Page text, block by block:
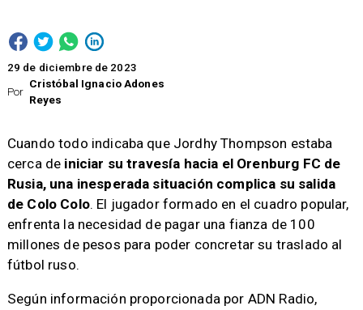
Por
Cristóbal Ignacio Adones
Reyes
29 de diciembre de 2023
​Cuando todo indicaba que Jordhy Thompson estaba
cerca de iniciar su travesía hacia el Orenburg FC de
Rusia, una inesperada situación complica su salida
de Colo Colo. El jugador formado en el cuadro popular,
enfrenta la necesidad de pagar una fianza de 100
millones de pesos para poder concretar su traslado al
fútbol ruso.
Según información proporcionada por ADN Radio,